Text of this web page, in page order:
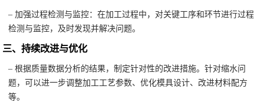
– 加强过程检测与监控：在加工过程中，对关键工序和环节进行过程
检测与监控，及时发现并解决问题。
三、持续改进与优化
– 根据质量数据分析的结果，制定针对性的改进措施。针对缩水问
题，可以进一步调整加工工艺参数、优化模具设计、改进材料配方
等。